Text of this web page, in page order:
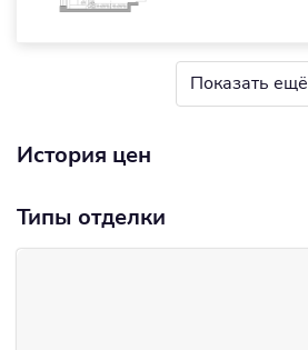
Показать ещё
История цен
Типы отделки